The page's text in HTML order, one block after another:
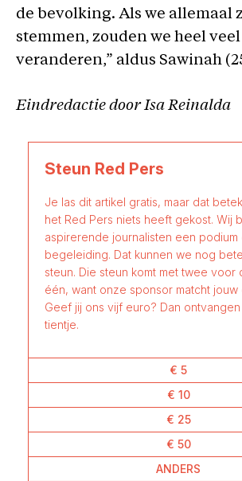
de bevolking. Als we allemaal
stemmen, zouden we heel
veranderen,” aldus Sawinah
Eindredactie door Isa Reinalda
Steun Red Pers
Je las dit artikel gratis, maar dat
het Red Pers niets heeft gekost. Wij
aspirerende journalisten een podium
begeleiding. Dat kunnen we nog
steun. Die steun komt met twee voor
één, want onze sponsor matcht jouw
Geef jij ons vijf euro? Dan
tientje.
€ 5
€ 10
€ 25
€ 50
ANDERS